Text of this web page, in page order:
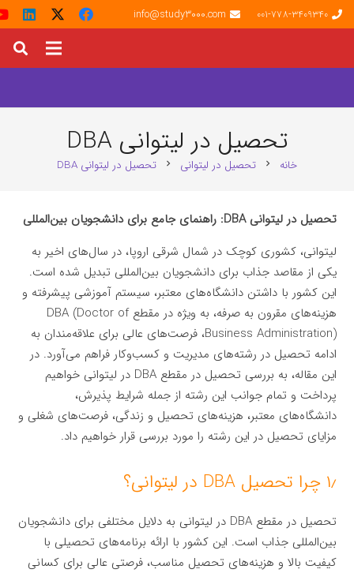
001-778-3409340
info@study3000.com
تحصیل در لیتوانی DBA
خانه chevron_right تحصیل در لیتوانی chevron_right تحصیل در لیتوانی DBA
تحصیل در لیتوانی DBA: راهنمای جامع برای دانشجویان بین‌المللی
لیتوانی، کشوری کوچک در شمال شرقی اروپا، در سال‌های اخیر به
یکی از مقاصد جذاب برای دانشجویان بین‌المللی تبدیل شده است.
این کشور با داشتن دانشگاه‌های معتبر، سیستم آموزشی پیشرفته و
هزینه‌های مقرون به صرفه، به ویژه در مقطع DBA (Doctor of
Business Administration)، فرصت‌های عالی برای علاقه‌مندان به
ادامه تحصیل در رشته‌های مدیریت و کسب‌وکار فراهم می‌آورد. در
این مقاله، به بررسی تحصیل در مقطع DBA در لیتوانی خواهیم
پرداخت و تمام جوانب این رشته از جمله شرایط پذیرش،
دانشگاه‌های معتبر، هزینه‌های تحصیل و زندگی، فرصت‌های شغلی و
مزایای تحصیل در این رشته را مورد بررسی قرار خواهیم داد.
۱٫ چرا تحصیل DBA در لیتوانی؟
تحصیل در مقطع DBA در لیتوانی به دلایل مختلفی برای دانشجویان
بین‌المللی جذاب است. این کشور با ارائه برنامه‌های تحصیلی با
کیفیت بالا و هزینه‌های تحصیل مناسب، فرصتی عالی برای کسانی